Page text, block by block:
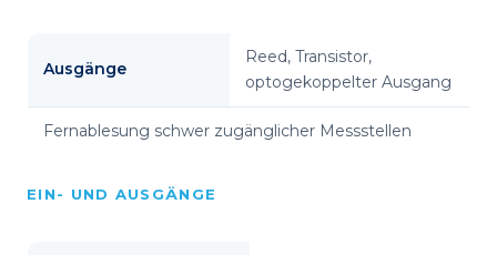
Ausgänge
Reed, Transistor,
optogekoppelter Ausgang
Fernablesung schwer zugänglicher Messstellen
EIN- UND AUSGÄNGE